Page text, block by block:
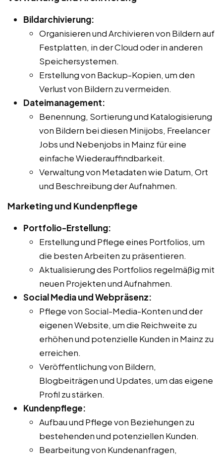
Bildarchivierung:
Organisieren und Archivieren von Bildern auf
Festplatten, in der Cloud oder in anderen
Speichersystemen.
Erstellung von Backup-Kopien, um den
Verlust von Bildern zu vermeiden.
Dateimanagement:
Benennung, Sortierung und Katalogisierung
von Bildern bei diesen Minijobs, Freelancer
Jobs und Nebenjobs in Mainz für eine
einfache Wiederauffindbarkeit.
Verwaltung von Metadaten wie Datum, Ort
und Beschreibung der Aufnahmen.
Marketing und Kundenpflege
Portfolio-Erstellung:
Erstellung und Pflege eines Portfolios, um
die besten Arbeiten zu präsentieren.
Aktualisierung des Portfolios regelmäßig mit
neuen Projekten und Aufnahmen.
Social Media und Webpräsenz:
Pflege von Social-Media-Konten und der
eigenen Website, um die Reichweite zu
erhöhen und potenzielle Kunden in Mainz zu
erreichen.
Veröffentlichung von Bildern,
Blogbeiträgen und Updates, um das eigene
Profil zu stärken.
Kundenpflege:
Aufbau und Pflege von Beziehungen zu
bestehenden und potenziellen Kunden.
Bearbeitung von Kundenanfragen,